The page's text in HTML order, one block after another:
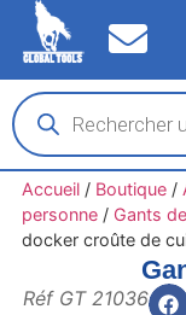
Accueil/ Boutique/
personne/ Gants
docker croûte de
Réf GT 21036